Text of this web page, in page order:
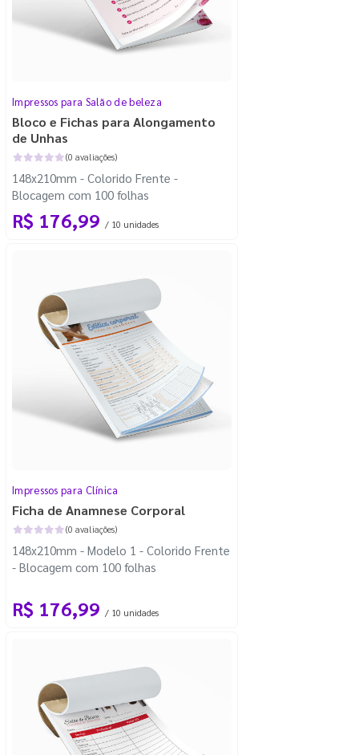
Impressos para Salão de beleza
Bloco e Fichas para Alongamento
de Unhas
(0 avaliações)
148x210mm - Colorido Frente -
Blocagem com 100 folhas
R$ 176,99 / 10 unidades
Impressos para Clínica
Ficha de Anamnese Corporal
(0 avaliações)
148x210mm - Modelo 1 - Colorido Frente
- Blocagem com 100 folhas
R$ 176,99 / 10 unidades